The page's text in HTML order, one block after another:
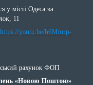
у місті Одеса за
11
https://youtu.be/h6Mrnrp-
рахунок ФОП
«Новою Поштою»